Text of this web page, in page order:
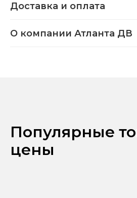
Доставка и оплата
О компании Атланта ДВ
Популярные
цены